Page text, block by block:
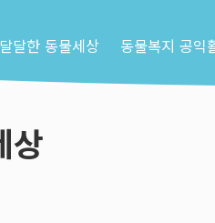
달달한 동물세상 동물복지 공익
상